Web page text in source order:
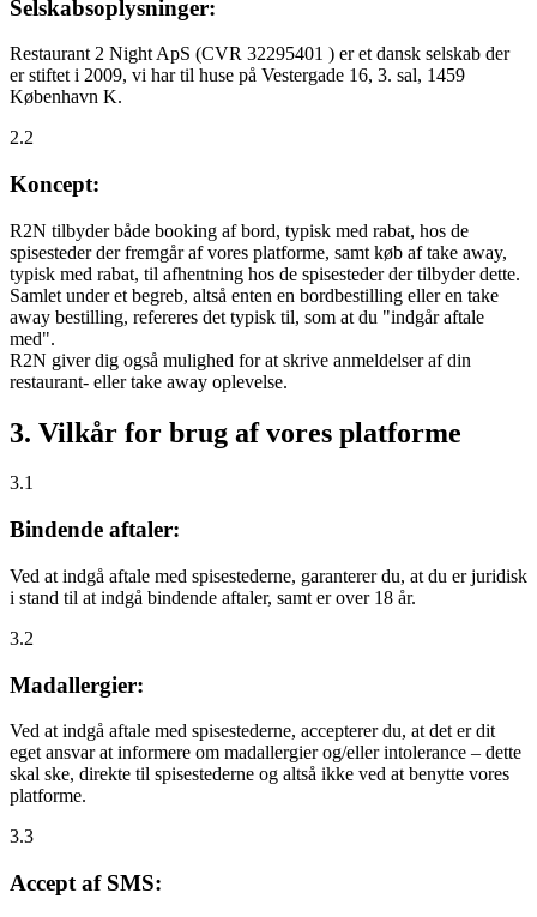
Selskabsoplysninger:
Restaurant 2 Night ApS (CVR 32295401 ) er et dansk selskab der
er stiftet i 2009, vi har til huse på Vestergade 16, 3. sal, 1459
København K.
2.2
Koncept:
R2N tilbyder både booking af bord, typisk med rabat, hos de
spisesteder der fremgår af vores platforme, samt køb af take away,
typisk med rabat, til afhentning hos de spisesteder der tilbyder dette.
Samlet under et begreb, altså enten en bordbestilling eller en take
away bestilling, refereres det typisk til, som at du "indgår aftale
med".
R2N giver dig også mulighed for at skrive anmeldelser af din
restaurant- eller take away oplevelse.
3. Vilkår for brug af vores platforme
3.1
Bindende aftaler:
Ved at indgå aftale med spisestederne, garanterer du, at du er juridisk
i stand til at indgå bindende aftaler, samt er over 18 år.
3.2
Madallergier:
Ved at indgå aftale med spisestederne, accepterer du, at det er dit
eget ansvar at informere om madallergier og/eller intolerance – dette
skal ske, direkte til spisestederne og altså ikke ved at benytte vores
platforme.
3.3
Accept af SMS: